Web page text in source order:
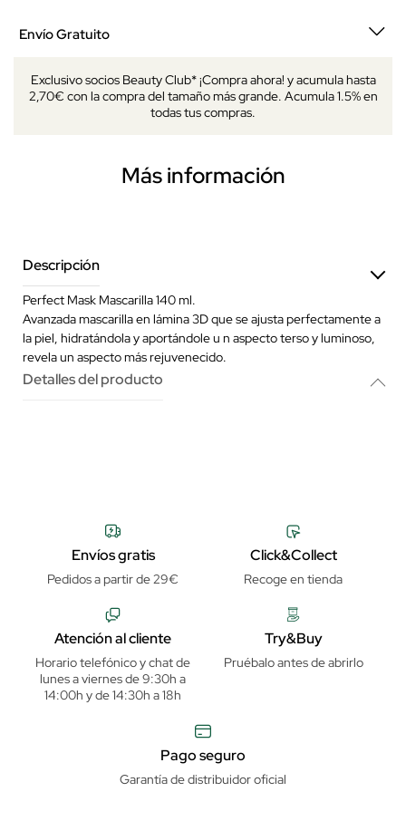
Envío Gratuito
Exclusivo socios Beauty Club* ¡Compra ahora! y acumula hasta
2,70€ con la compra del tamaño más grande. Acumula 1.5% en
todas tus compras.
Más información
Descripción
Perfect Mask Mascarilla 140 ml.
Avanzada mascarilla en lámina 3D que se ajusta perfectamente a
la piel, hidratándola y aportándole u n aspecto terso y luminoso,
revela un aspecto más rejuvenecido.
Detalles del producto
Envíos gratis
Pedidos a partir de 29€
Click&Collect
Recoge en tienda
Atención al cliente
Horario telefónico y chat de
lunes a viernes de 9:30h a
14:00h y de 14:30h a 18h
Try&Buy
Pruébalo antes de abrirlo
Pago seguro
Garantía de distribuidor oficial